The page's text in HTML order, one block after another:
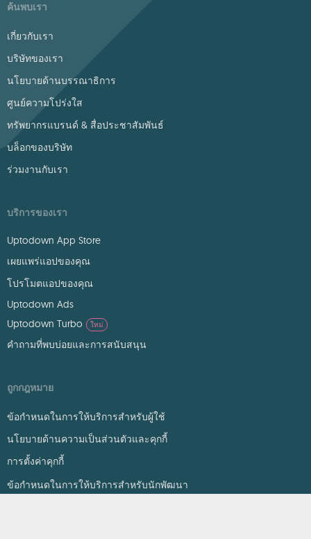
ค้นพบเรา
เกี่ยวกับเรา
บริษัทของเรา
นโยบายด้านบรรณาธิการ
ศูนย์ความโปร่งใส
ทรัพยากรแบรนด์ & สื่อประชาสัมพันธ์
บล็อกของบริษัท
ร่วมงานกับเรา
บริการของเรา
Uptodown App Store
เผยแพร่แอปของคุณ
โปรโมตแอปของคุณ
Uptodown Ads
Uptodown Turbo
ใหม่
คำถามที่พบบ่อยและการสนับสนุน
ถูกกฎหมาย
ข้อกำหนดในการให้บริการสำหรับผู้ใช้
นโยบายด้านความเป็นส่วนตัวและคุกกี้
การตั้งค่าคุกกี้
ข้อกำหนดในการให้บริการสำหรับนักพัฒนา